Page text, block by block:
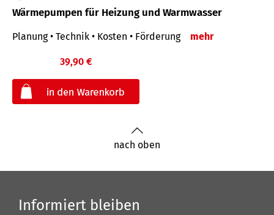
Wärmepumpen für Heizung und Warmwasser
Planung • Technik • Kosten • Förderung mehr
39,90 €
nach oben
Informiert bleiben